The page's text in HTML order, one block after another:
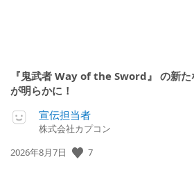
『鬼武者 Way of the Sword』 の新
が明らかに！
宣伝担当者
株式会社カプコン
公
2026年8月7日 7